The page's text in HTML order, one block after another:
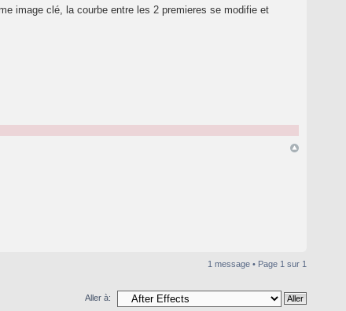
image clé, la courbe entre les 2 premieres se modifie et
1 message • Page 1 sur 1
Aller à: